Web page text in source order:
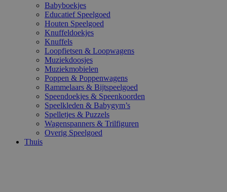
Babyboekjes
Educatief Speelgoed
Houten Speelgoed
Knuffeldoekjes
Knuffels
Loopfietsen & Loopwagens
Muziekdoosjes
Muziekmobielen
Poppen & Poppenwagens
Rammelaars & Bijtspeelgoed
Speendoekjes & Speenkoorden
Speelkleden & Babygym’s
Spelletjes & Puzzels
Wagenspanners & Trilfiguren
Overig Speelgoed
Thuis